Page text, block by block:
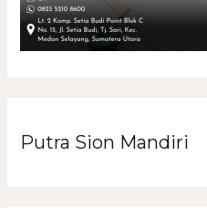
Putra Sion Mandiri